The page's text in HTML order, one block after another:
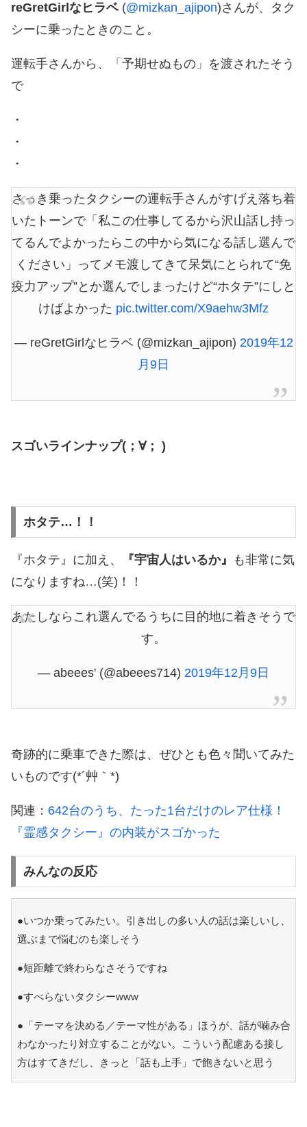
reGretGirlなヒラベ(@mizkan_ajipon)さんが、タク
シーに乗ったときのこと。
運転手さんから、「予期せぬもの」を渡されたそう
で
・
・
・
さっき乗ったタクシーの運転手さんがすげえ落ち着
いたトーンで「私この仕事してるから沢山話し持っ
てるんでよかったらこの中から気になる話し選んで
ください」ってメモ渡してきて呆気にとられて“免
疫力アップ”とか選んでしまったけど“ホタテ”にしと
けばよかった pic.twitter.com/X9aehw3Mfz
— reGretGirlなヒラベ (@mizkan_ajipon) 2019年12
月9日
スゴいラインナップ(；∀； )
ホタテ…！！
『ホタテ』に加え、 『宇宙人はいるか』
も非常に気
になりますね…(笑)！！
あたしならこれ選んでるうちに目的地に着きそうで
す。
— abeees' (@abeees714) 2019年12月9日
奇跡的に乗車できた際は、ぜひとも色々聞いてみた
いものです(*´艸｀*)
関連： 642台のうち、たった1台だけのレア仕様！
『霊感タクシー』の内装がスゴかった
みんなの反応
●いつか乗ってみたい。引き出しの多い人の話は楽しいし、
選ぶまで悩むのも楽しそう
●短距離で終わらなさそうですね
●すべらないタクシーwww
●「テーマを決める／テーマ性がある」ほうが、話が噛み合
わなかったり対立することがない。こういう配慮ある接し
方はすてきだし、きっと「話も上手」で飽きないと思う